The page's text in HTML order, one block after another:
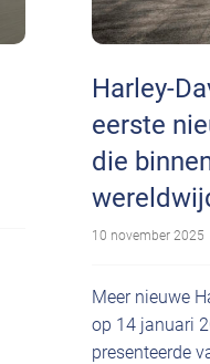
Harley-
eerste
die
10 november 2025
Meer nieuwe
op 14 januari
presenteerde